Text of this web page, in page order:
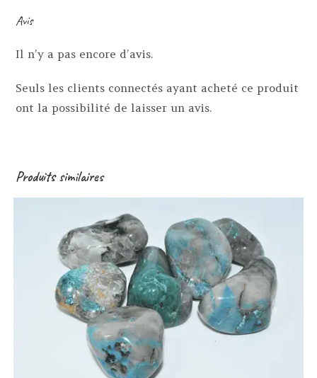
Avis
Il n’y a pas encore d’avis.
Seuls les clients connectés ayant acheté ce produit
ont la possibilité de laisser un avis.
Produits similaires